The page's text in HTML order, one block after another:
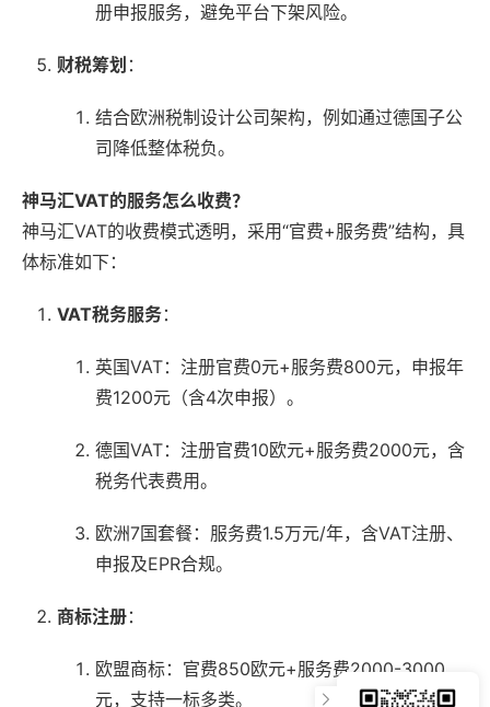
册申报服务，避免平台下架风险。
财税筹划 ：
结合欧洲税制设计公司架构，例如通过德国子公
司降低整体税负。
神马汇VAT的服务怎么收费？
神马汇VAT的收费模式透明，采用“官费+服务费”结构，具
体标准如下：
VAT税务服务：
英国VAT：注册官费0元+服务费800元，申报年
费1200元（含4次申报）。
德国VAT：注册官费10欧元+服务费2000元，含
税务代表费用。
欧洲7国套餐：服务费1.5万元/年，含VAT注册、
申报及EPR合规。
商标注册：
欧盟商标：官费850欧元+服务费2000-3000
元，支持一标多类。